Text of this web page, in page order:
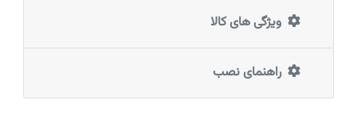
ویژگی های کالا
راهنمای نصب